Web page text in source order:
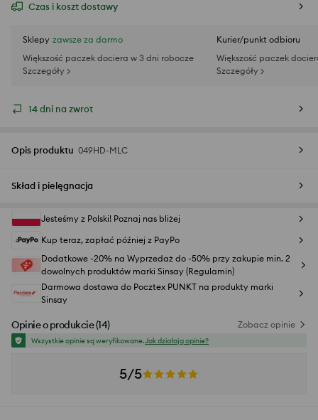
Czas i koszt dostawy
Sklepy zawsze za darmo
Większość paczek dociera w 3 dni robocze
Szczegóły >
Kurier/punkt odbioru
Większość paczek
Szczegóły >
14 dni na zwrot
Opis produktu 049HD-MLC
Skład i pielęgnacja
Jesteśmy z Polski! Poznaj nas bliżej
Kup teraz, zapłać później z PayPo
Dodatkowe -20% na Wyprzedaż do -50% przy zakupie min. 2
dowolnych produktów marki Sinsay (Regulamin)
Darmowa dostawa do Pocztex PUNKT na produkty marki
Sinsay
Opinie o produkcie(14) Zobacz opinie
Wszystkie opinie są weryfikowane.Jak działają opinie?
5/5